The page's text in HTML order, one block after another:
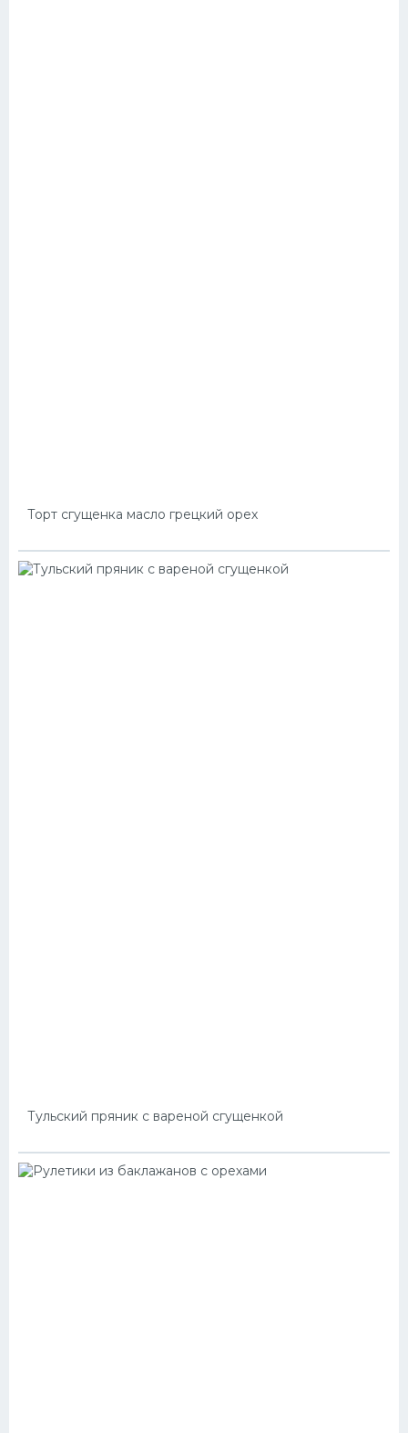
Торт сгущенка масло грецкий орех
Тульский пряник с вареной сгущенкой